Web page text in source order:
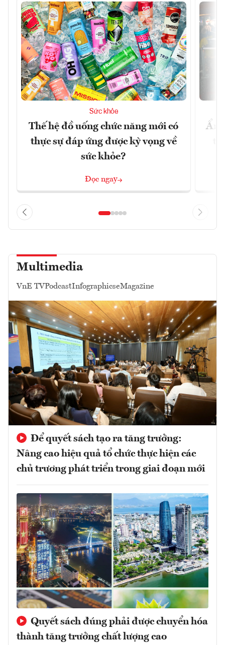
Sức khỏe
Thế hệ đồ uống chức năng mới có
thực sự đáp ứng được kỳ vọng về
sức khỏe?
Đọc ngay
Ẩm
Multimedia
VnE TVPodcastInfographicseMagazine
Để quyết sách tạo ra tăng trưởng:
Nâng cao hiệu quả tổ chức thực hiện các
chủ trương phát triển trong giai đoạn mới
Quyết sách đúng phải được chuyển hóa
thành tăng trưởng chất lượng cao